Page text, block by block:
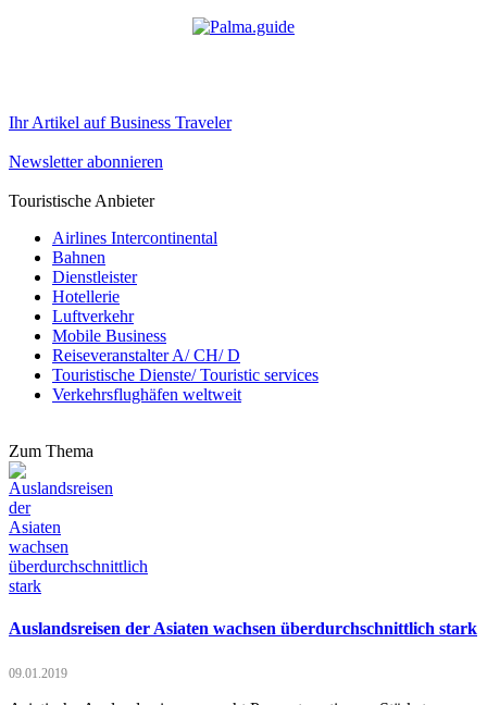
Ihr Artikel auf Business Traveler
Newsletter abonnieren
Touristische Anbieter
Airlines Intercontinental
Bahnen
Dienstleister
Hotellerie
Luftverkehr
Mobile Business
Reiseveranstalter A/ CH/ D
Touristische Dienste/ Touristic services
Verkehrsflughäfen weltweit
Zum Thema
Auslandsreisen der Asiaten wachsen überdurchschnittlich stark
09.01.2019